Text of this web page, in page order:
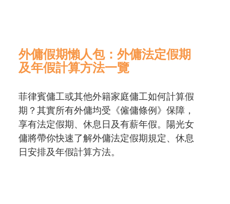
外傭假期懶人包：外傭法定假期
及年假計算方法一覽
菲律賓傭工或其他外籍家庭傭工如何計算假
期？其實所有外傭均受《僱傭條例》保障，
享有法定假期、休息日及有薪年假。陽光女
傭將帶你快速了解外傭法定假期規定、休息
日安排及年假計算方法。